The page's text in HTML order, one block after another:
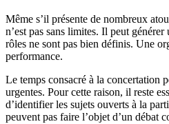
Même s’il présente de nombreux
n’est pas sans limites. Il peut
rôles ne sont pas bien définis. Une
performance.
Le temps consacré à la concertation
urgentes. Pour cette raison, il reste
d’identifier les sujets ouverts à la
peuvent pas faire l’objet d’un débat